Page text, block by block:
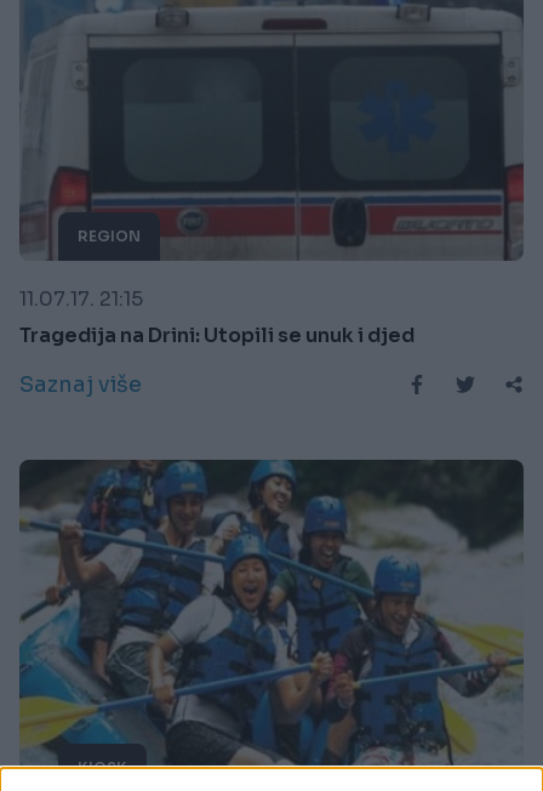
REGION
11.07.17. 21:15
Tragedija na Drini: Utopili se unuk i djed
Saznaj više
KIOSK